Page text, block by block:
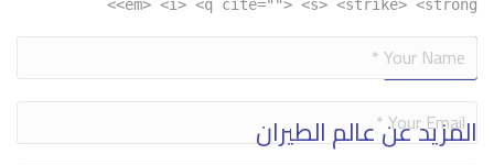
<em> <i> <q cite=""> <s> <strike> <strong>
Alternative:
المزيد عن عالم الطيران